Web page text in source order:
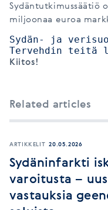
Sydäntutkimussäätiö
miljoonaa euroa
Sydän- ja
Tervehdin teitä
Kiitos!
Related articles
ARTIKKELIT 20.05.2026
Sydäninfarkti
varoitusta –
vastauksia